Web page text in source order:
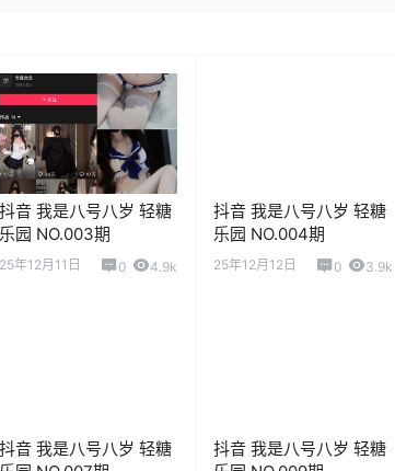
抖音 我是八号八岁 轻糖
乐园 NO.003期
25年12月11日 0 4.9k
抖音 我是八号八岁 轻糖
乐园 NO.004期
25年12月12日 0 3.9k
抖音 我是八号八岁 轻糖
抖音 我是八号八岁 轻糖